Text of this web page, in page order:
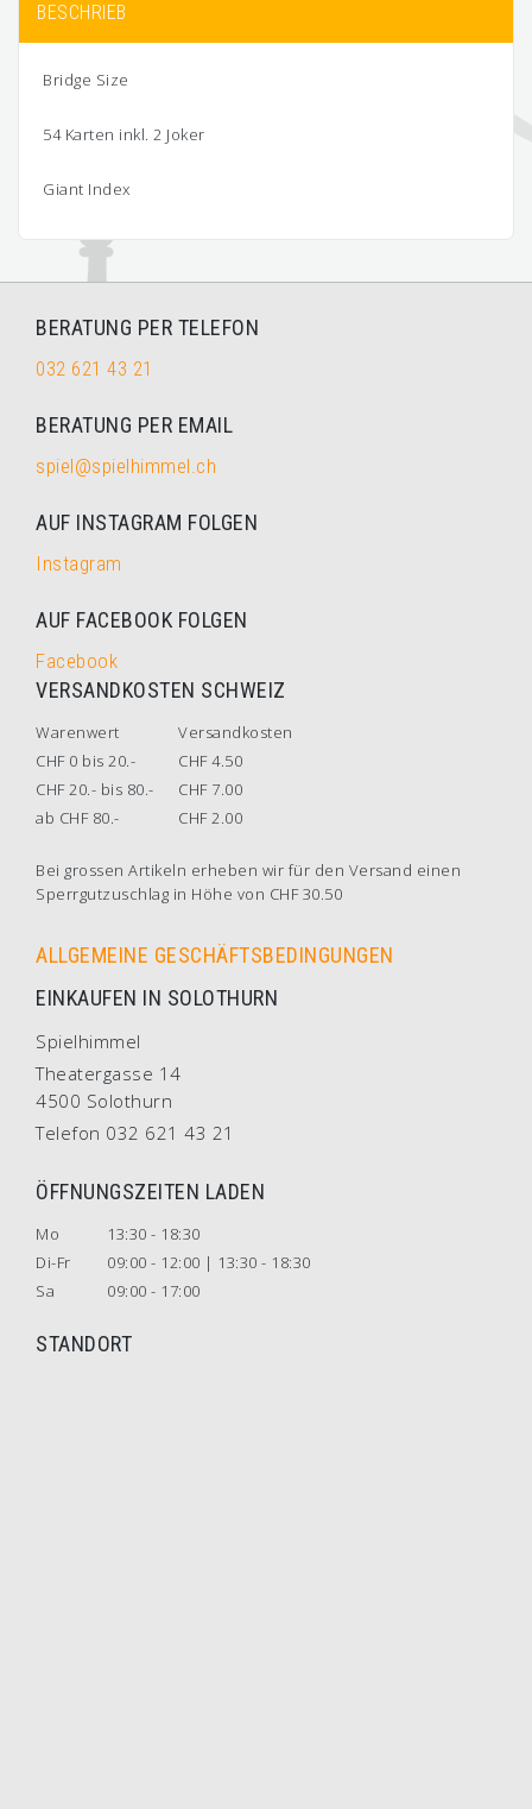
BESCHRIEB
Bridge Size
54 Karten inkl. 2 Joker
Giant Index
BERATUNG PER TELEFON
032 621 43 21
BERATUNG PER EMAIL
spiel@spielhimmel.ch
AUF INSTAGRAM FOLGEN
Instagram
AUF FACEBOOK FOLGEN
Facebook
VERSANDKOSTEN SCHWEIZ
Warenwert
Versandkosten
CHF 0 bis 20.-
CHF 4.50
CHF 20.- bis 80.-
CHF 7.00
ab CHF 80.-
CHF 2.00
Bei grossen Artikeln erheben wir für den Versand einen
Sperrgutzuschlag in Höhe von CHF 30.50
ALLGEMEINE GESCHÄFTSBEDINGUNGEN
EINKAUFEN IN SOLOTHURN
Spielhimmel
Theatergasse 14
4500 Solothurn
Telefon 032 621 43 21
ÖFFNUNGSZEITEN LADEN
Mo
13:30 - 18:30
Di-Fr
09:00 - 12:00 | 13:30 - 18:30
Sa
09:00 - 17:00
STANDORT